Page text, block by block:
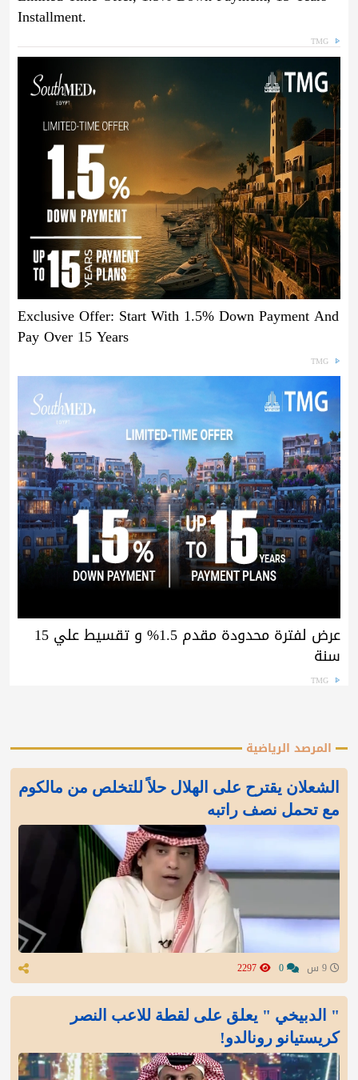
Installment.
TMG
Exclusive Offer: Start With 1.5% Down Payment And
Pay Over 15 Years
TMG
عرض لفترة محدودة مقدم 1.5% و تقسيط علي 15
سنة
TMG
المرصد الرياضية
الشعلان يقترح على الهلال حلاً للتخلص من مالكوم
مع تحمل نصف راتبه
" الدبيخي " يعلق على لقطة للاعب النصر
كريستيانو رونالدو!